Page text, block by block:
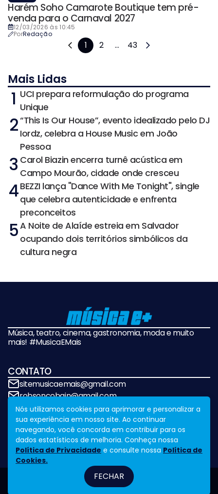
Harém Soho Camarote Boutique tem pré-
venda para o Carnaval 2027
12/03/2026 às 10:45
PorRedação
1 2 ... 43
Mais Lidas
1 UCI prepara reformulação do programa
Unique
2“This Is Our House”, evento idealizado pelo DJ
Iordz, celebra a House Music em João
Pessoa
3 Carol Biazin encerra turnê acústica em
Campo Mourão, cidade onde cresceu
4BEZZI lança "Dance With Me Tonight", single
que celebra autenticidade e enfrenta
preconceitos
5A Noite de Alaíde estreia em Salvador
ocupando dois territórios simbólicos da
cultura negra
Música, teatro, cinema, gastronomia, moda e muito
mais! #MusicaEMais
CONTATO
sitemusicaemais@gmail.com
robsoncobain@gmail.com
REDES SOCIAIS
Design byNVGO
Fale ConoscoLegal
Nós utilizamos cookies para aprimorar e personalizar a
sua experiência em nosso site. Ao continuar
navegando, você concorda em contribuir para os
dados estatísticos de melhoria. Conheça nossa
Política de Privacidade e consulte nossa Política de
Cookies.
FECHAR